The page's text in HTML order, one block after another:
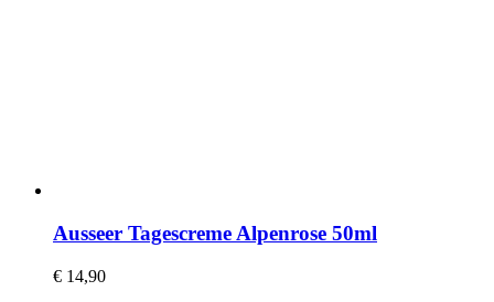
Ausseer Tagescreme Alpenrose 50ml
€ 14,90